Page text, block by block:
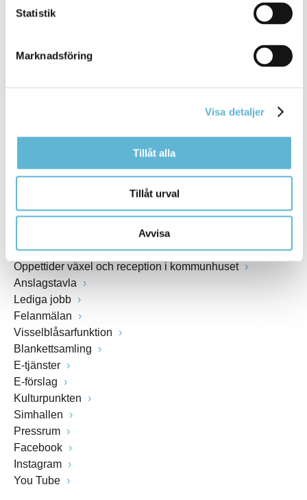
Statistik
Marknadsföring
Visa detaljer
Tillåt alla
Tillåt urval
Avvisa
Besöksadress
Box 18, 295 21 Bromölla
Fax: 0456-82 22 00
Öppettider växel och reception i kommunhuset
Anslagstavla
Lediga jobb
Felanmälan
Visselblåsarfunktion
Blankettsamling
E-tjänster
E-förslag
Kulturpunkten
Simhallen
Pressrum
Facebook
Instagram
You Tube